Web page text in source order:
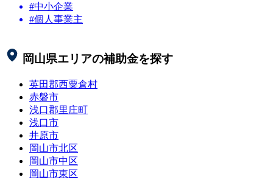
#中小企業
#個人事業主
岡山県エリアの補助金を探す
英田郡西粟倉村
赤磐市
浅口郡里庄町
浅口市
井原市
岡山市北区
岡山市中区
岡山市東区